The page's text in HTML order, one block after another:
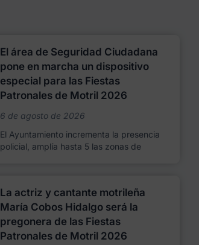
El área de Seguridad Ciudadana
pone en marcha un dispositivo
especial para las Fiestas
Patronales de Motril 2026
6 de agosto de 2026
El Ayuntamiento incrementa la presencia
policial, amplía hasta 5 las zonas de
La actriz y cantante motrileña
María Cobos Hidalgo será la
pregonera de las Fiestas
Patronales de Motril 2026